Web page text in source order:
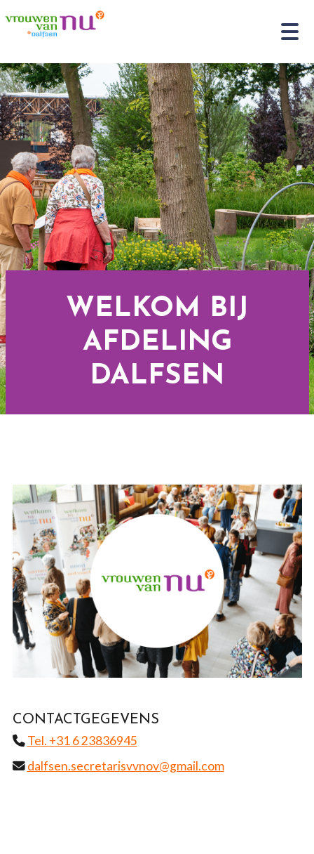
WELKOM BIJ
AFDELING
DALFSEN
CONTACTGEGEVENS
Tel. +31 6 23836945
dalfsen.secretarisvvnov@gmail.com